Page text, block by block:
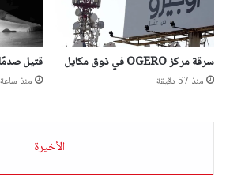
سرقة مركز OGERO في ذوق مكايل
منذ 57 دقيقة
قتيل
منذ
الأخيرة